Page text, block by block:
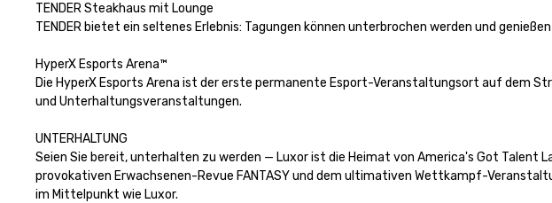
TENDER Steakhaus mit Lounge
TENDER bietet ein seltenes Erlebnis: Tagungen können unterbrochen werden und
HyperX Esports Arena™
Die HyperX Esports Arena ist der erste permanente Esport-Veranstaltungsort auf dem
und Unterhaltungsveranstaltungen.
UNTERHALTUNG
Seien Sie bereit, unterhalten zu werden — Luxor ist die Heimat von America's Got Talent
provokativen Erwachsenen-Revue FANTASY und dem ultimativen Wettkampf-
im Mittelpunkt wie Luxor.